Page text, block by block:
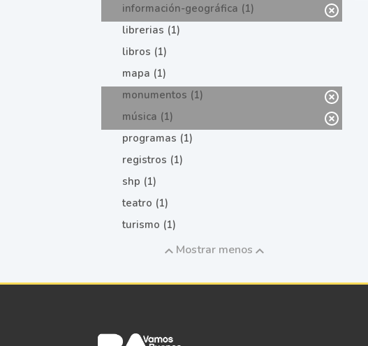
información-geográfica (1)
librerias (1)
libros (1)
mapa (1)
monumentos (1)
música (1)
programas (1)
registros (1)
shp (1)
teatro (1)
turismo (1)
Mostrar menos